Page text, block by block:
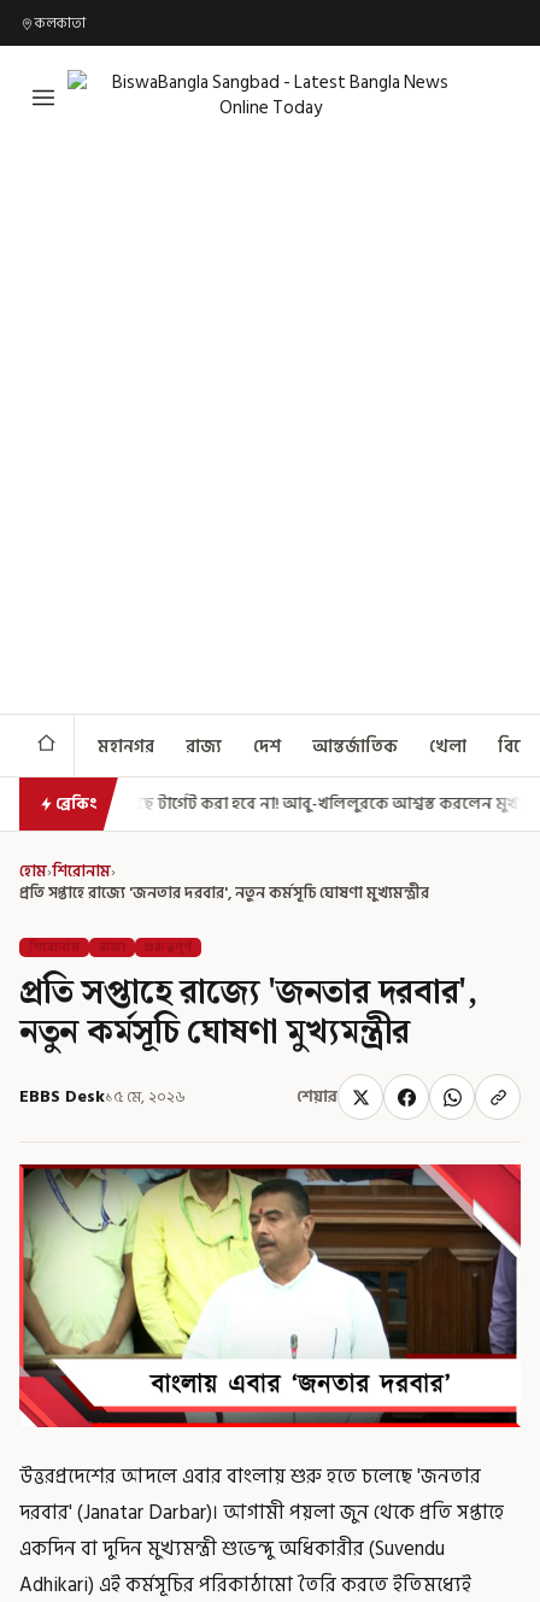
কলকাতা
মহানগর রাজ্য দেশ আন্তর্জাতিক খেলা
ব্রেকিং
করা হবে না! আবু-খলিলুরকে আশ্বস্ত করলেন মুখ্যমন্ত্রী এগিয়ে গেল আরও
হোম›শিরোনাম›
প্রতি সপ্তাহে রাজ্যে 'জনতার দরবার', নতুন কর্মসূচি ঘোষণা মুখ্যমন্ত্রীর
শিরোনাম রাজ্য গুরুত্বপূর্ণ
প্রতি সপ্তাহে রাজ্যে 'জনতার দরবার',
নতুন কর্মসূচি ঘোষণা মুখ্যমন্ত্রীর
EBBS Desk১৫ মে, ২০২৬ শেয়ার
উত্তরপ্রদেশের আদলে এবার বাংলায় শুরু হতে চলেছে 'জনতার
দরবার' (Janatar Darbar)। আগামী পয়লা জুন থেকে প্রতি সপ্তাহে
একদিন বা দুদিন মুখ্যমন্ত্রী শুভেন্দু অধিকারীর (Suvendu
Adhikari) এই কর্মসূচির পরিকাঠামো তৈরি করতে ইতিমধ্যেই